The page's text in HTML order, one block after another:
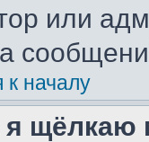
или
к началу
я щёлкаю